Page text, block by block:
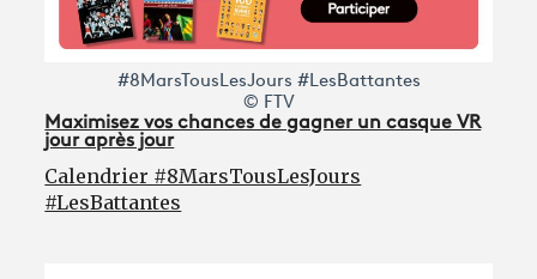
#8MarsTousLesJours #LesBattantes
© FTV
Maximisez vos chances de gagner un casque VR
jour après jour
Calendrier #8MarsTousLesJours
#LesBattantes